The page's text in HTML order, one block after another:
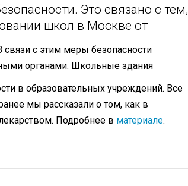
Это связано с тем,
школ в Москве от
связи с этим меры безопасности
органами. Школьные здания
в образовательных учреждений. Все
мы рассказали о том, как в
Подробнее в материале.